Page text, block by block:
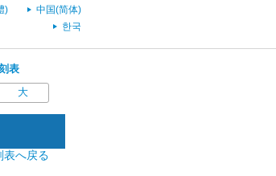
)
中国(简体)
한국
表
大
表へ戻る